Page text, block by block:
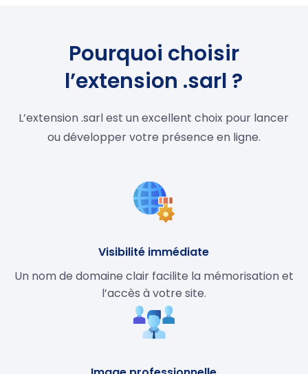
Pourquoi choisir
l’extension .sarl ?
L’extension .sarl est un excellent choix pour lancer
ou développer votre présence en ligne.
Visibilité immédiate
Un nom de domaine clair facilite la mémorisation et
l’accès à votre site.